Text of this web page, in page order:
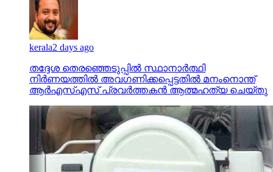
kerala2 days ago
തദ്ദേശ തെരഞ്ഞെടുപ്പില്‍ സ്ഥാനാര്‍ത്ഥി
നിര്‍ണയത്തില്‍ അവഗണിക്കപ്പെട്ടതില്‍ മനംനൊന്ത്
ആര്‍എസ്എസ് പ്രവര്‍ത്തകന്‍ ആത്മഹത്യ ചെയ്തു